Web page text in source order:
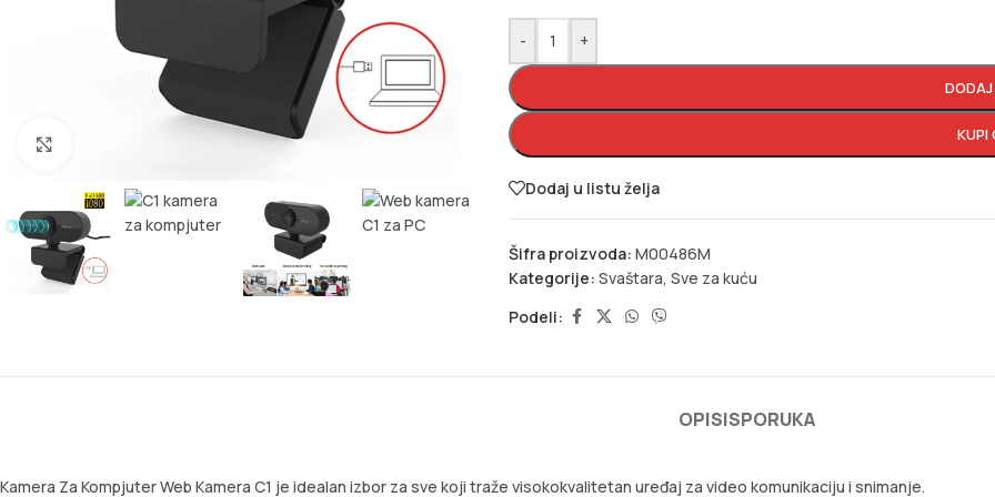
- +
KUPI
Dodaj u listu želja
Šifra proizvoda: M00486M
Kategorije: Svaštara, Sve za kuću
Podeli:
OPISISPORUKA
Kamera Za Kompjuter Web Kamera C1 je idealan izbor za sve koji traže visokokvalitetan uređaj za video komunikaciju i snimanje.